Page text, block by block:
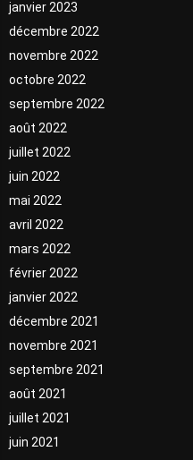
janvier 2023
décembre 2022
novembre 2022
octobre 2022
septembre 2022
août 2022
juillet 2022
juin 2022
mai 2022
avril 2022
mars 2022
février 2022
janvier 2022
décembre 2021
novembre 2021
septembre 2021
août 2021
juillet 2021
juin 2021